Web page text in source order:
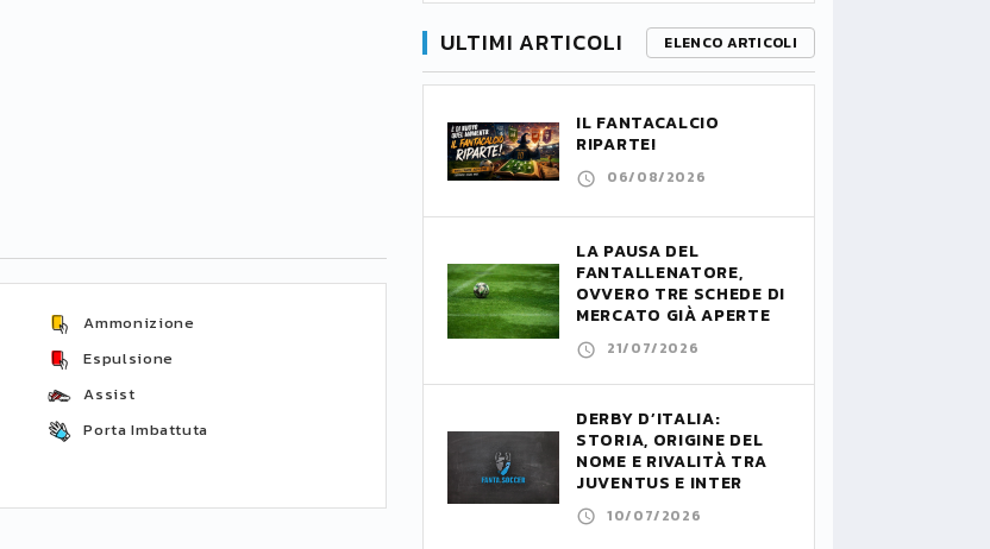
Ammonizione
Espulsione
Assist
Porta Imbattuta
ULTIMI ARTICOLI ELENCO ARTICOLI
IL FANTACALCIO
RIPARTE!
06/08/2026
LA PAUSA DEL
FANTALLENATORE,
OVVERO TRE SCHEDE DI
MERCATO GIÀ APERTE
21/07/2026
DERBY D’ITALIA:
STORIA, ORIGINE DEL
NOME E RIVALITÀ TRA
JUVENTUS E INTER
10/07/2026